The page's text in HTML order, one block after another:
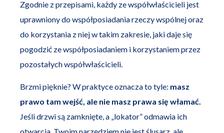
Zgodnie z przepisami, każdy ze współwłaścicieli jest
uprawniony do współposiadania rzeczy wspólnej oraz
do korzystania z niej w takim zakresie, jaki daje się
pogodzić ze współposiadaniem i korzystaniem przez
pozostałych współwłaścicieli.
Brzmi pięknie? W praktyce oznacza to tyle: masz
prawo tam wejść, ale nie masz prawa się włamać.
Jeśli drzwi są zamknięte, a „lokator” odmawia ich